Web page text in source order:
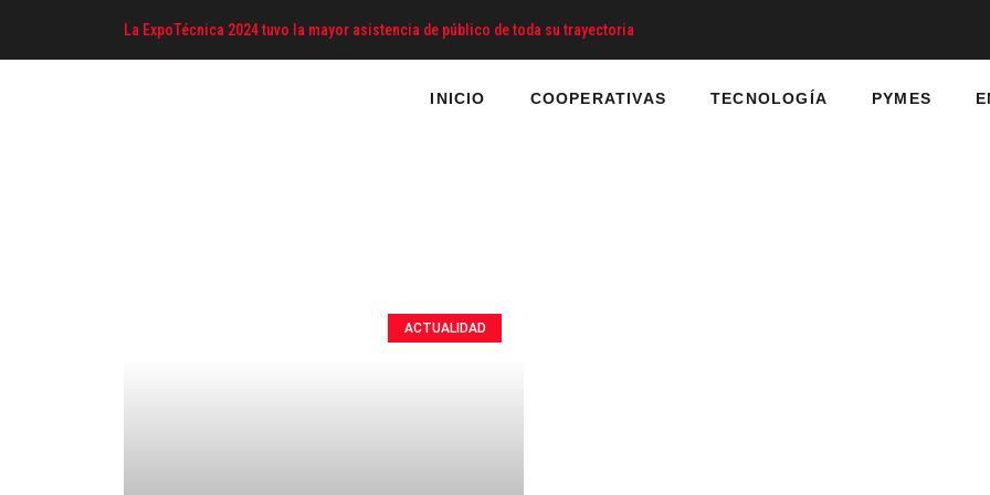
La ExpoTécnica 2024 tuvo la mayor asistencia de público de toda su trayectoria
INICIO COOPERATIVAS TECNOLOGÍA PYMES
ACTUALIDAD